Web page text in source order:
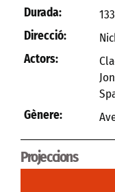
Durada:
Direcció:
Actors:
Gènere:
Projeccions